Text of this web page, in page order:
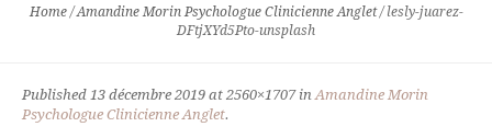
Home /Amandine Morin Psychologue Clinicienne Anglet / lesly-juarez-
DFtjXYd5Pto-unsplash
Published 13 décembre 2019 at 2560×1707 inAmandine Morin
Psychologue Clinicienne Anglet.